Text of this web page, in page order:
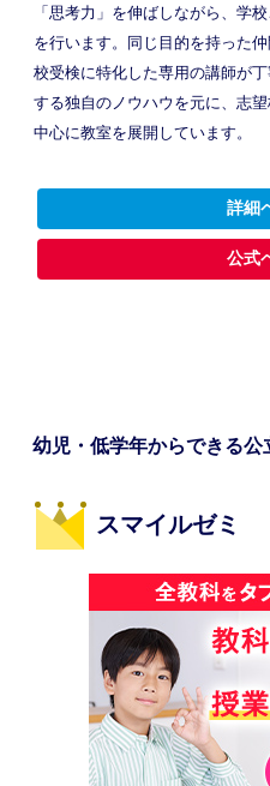
「思考力」を伸ばしながら、学
を行います。同じ目的を持った
校受検に特化した専用の講師が
する独自のノウハウを元に、志
中心に教室を展開しています。
詳細
公式
幼児・低学年からできる
スマイルゼミ